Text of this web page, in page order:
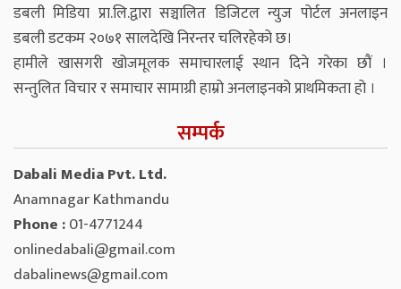
डबली मिडिया प्रा.लि.द्वारा सञ्चालित डिजिटल न्युज पोर्टल अनलाइन
डबली डटकम २०७१ सालदेखि निरन्तर चलिरहेको छ।
हामीले खासगरी खोजमूलक समाचारलाई स्थान दिने गरेका छौं ।
सन्तुलित विचार र समाचार सामाग्री हाम्रो अनलाइनको प्राथमिकता हो ।
सम्पर्क
Dabali Media Pvt. Ltd.
Anamnagar Kathmandu
Phone :01-4771244
onlinedabali@gmail.com
dabalinews@gmail.com